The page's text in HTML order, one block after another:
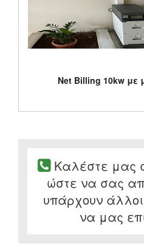
Net Billing 10kw με
Καλέστε μας
ώστε να σας
υπάρχουν
να μας